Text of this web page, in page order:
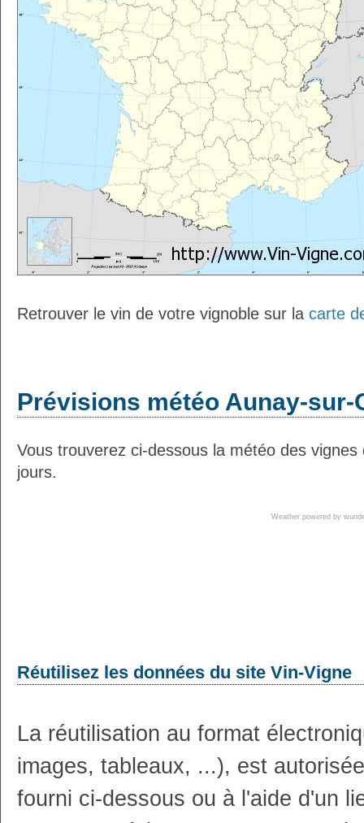
Retrouver le vin de votre vignoble sur la carte
Prévisions météo Aunay-sur-
Vous trouverez ci-dessous la météo des
jours.
Weather powered by
Réutilisez les données du site Vin-Vigne
La réutilisation au format
images, tableaux, ...), est
fourni ci-dessous ou à l'aide d'un